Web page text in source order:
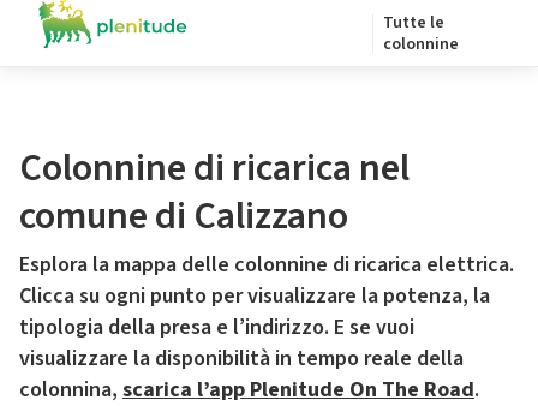
Tutte le
colonnine
Colonnine di ricarica nel
comune di Calizzano
Esplora la mappa delle colonnine di ricarica elettrica.
Clicca su ogni punto per visualizzare la potenza, la
tipologia della presa e l’indirizzo. E se vuoi
visualizzare la disponibilità in tempo reale della
colonnina, scarica l’app Plenitude On The Road.